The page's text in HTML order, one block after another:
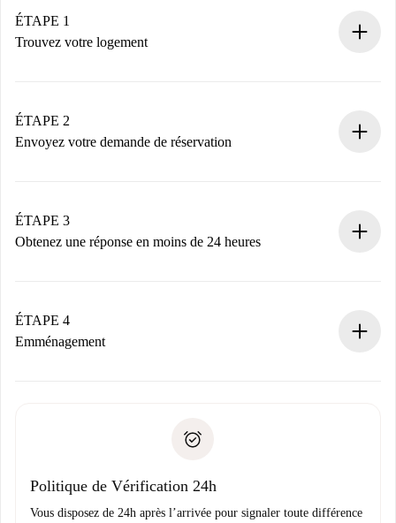
ÉTAPE 1
Trouvez votre logement
Vous disposez à l’avance de toutes les informations
nécessaires.
ÉTAPE 2
Envoyez votre demande de réservation
Nous ne vous facturerons rien tant que le propriétaire
n’aura pas accepté.
ÉTAPE 3
Obtenez une réponse en moins de 24 heures
contact avec le propriétaire.
Si refusé : aucun prélèvement et nous vous proposerons
Justificatif de solvabilité
ÉTAPE 4
Emménagement
uniquement si aucun problème n'est signalé.
Politique de Vérification 24h
Vous disposez de 24h après l’arrivée pour signaler toute différence